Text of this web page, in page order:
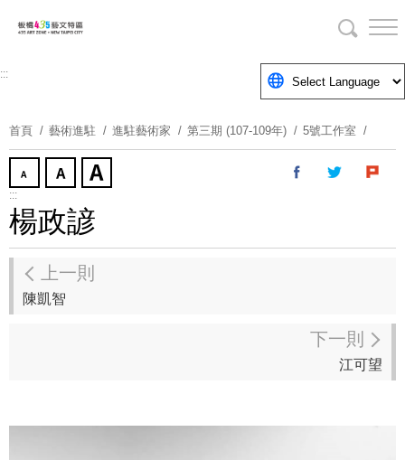
要
塊
:::
首頁 藝術進駐 進駐藝術家 第三期 (107-109年) 5號工作室
:::
楊政諺
上一則
陳凱智
下一則
江可望